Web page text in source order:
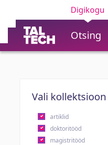
Digikogu
Otsing
Vali kollektsioon
artiklid
doktoritööd
magistritööd